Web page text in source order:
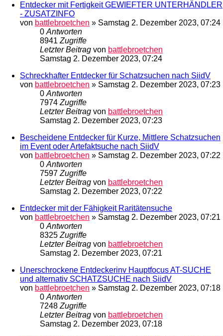
Entdecker mit Fertigkeit GEWIEFTER UNTERHÄNDLER
- ZUSATZINFO
von battlebroetchen » Samstag 2. Dezember 2023, 07:24
0Antworten
8941Zugriffe
Letzter Beitrag von battlebroetchen
Samstag 2. Dezember 2023, 07:24
Schreckhafter Entdecker für Schatzsuchen nach SiidV
von battlebroetchen » Samstag 2. Dezember 2023, 07:23
0Antworten
7974Zugriffe
Letzter Beitrag von battlebroetchen
Samstag 2. Dezember 2023, 07:23
Bescheidene Entdecker für Kurze, Mittlere Schatzsuchen
im Event oder Artefaktsuche nach SiidV
von battlebroetchen » Samstag 2. Dezember 2023, 07:22
0Antworten
7597Zugriffe
Letzter Beitrag von battlebroetchen
Samstag 2. Dezember 2023, 07:22
Entdecker mit der Fähigkeit Raritätensuche
von battlebroetchen » Samstag 2. Dezember 2023, 07:21
0Antworten
8325Zugriffe
Letzter Beitrag von battlebroetchen
Samstag 2. Dezember 2023, 07:21
Unerschrockene Entdeckerinv Hauptfocus AT-SUCHE
und alternativ SCHATZSUCHE nach SiidV
von battlebroetchen » Samstag 2. Dezember 2023, 07:18
0Antworten
7248Zugriffe
Letzter Beitrag von battlebroetchen
Samstag 2. Dezember 2023, 07:18